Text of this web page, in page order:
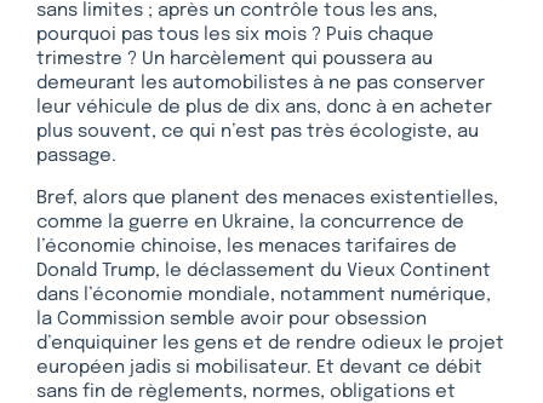
sans limites ; après un contrôle tous les ans,
pourquoi pas tous les six mois ? Puis chaque
trimestre ? Un harcèlement qui poussera au
demeurant les automobilistes à ne pas conserver
leur véhicule de plus de dix ans, donc à en acheter
plus souvent, ce qui n’est pas très écologiste, au
passage.
Bref, alors que planent des menaces existentielles,
comme la guerre en Ukraine, la concurrence de
l’économie chinoise, les menaces tarifaires de
Donald Trump, le déclassement du Vieux Continent
dans l’économie mondiale, notamment numérique,
la Commission semble avoir pour obsession
d’enquiquiner les gens et de rendre odieux le projet
européen jadis si mobilisateur. Et devant ce débit
sans fin de règlements, normes, obligations et